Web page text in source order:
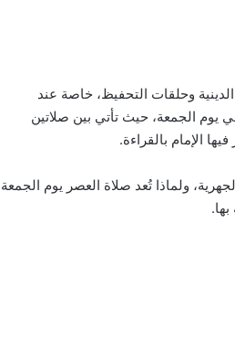
وحلقات التحفيظ، خاصة عند
يوم الجمعة، حيث تأتي بين صلاتين
الإمام بالقراءة.
ولماذا تُعد صلاة العصر يوم الجمعة